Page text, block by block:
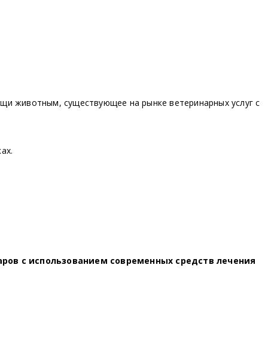
животным, существующее на рынке ветеринарных услуг с
с использованием современных средств лечения